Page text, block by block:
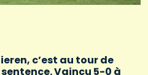
c’est au tour de
Vaincu 5-0 à